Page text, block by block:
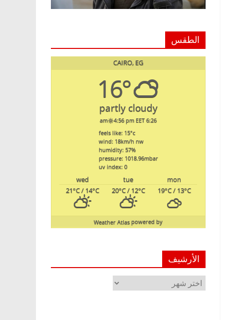
الطقس
CAIRO, EG
16°
partly cloudy
6:26 am
4:56 pm EET
feels like: 15°c
wind: 18km/h nw
humidity: 57%
pressure: 1018.96mbar
uv index: 0
mon
tue
wed
19°C/ 13°C
20°C/ 12°C
21°C/ 14°C
powered by
Weather Atlas
الأرشيف
الأرشيف